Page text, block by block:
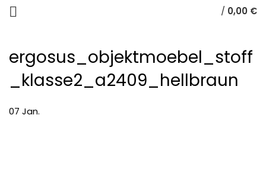
/ 0,00 €
ergosus_objektmoebel_stoff
_klasse2_a2409_hellbraun
07 Jan.